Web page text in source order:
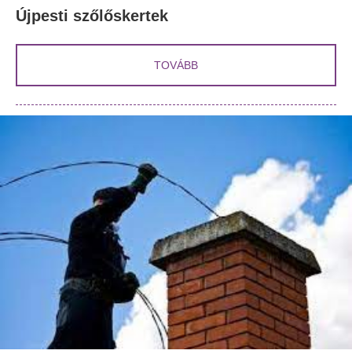
Újpesti szőlőskertek
TOVÁBB